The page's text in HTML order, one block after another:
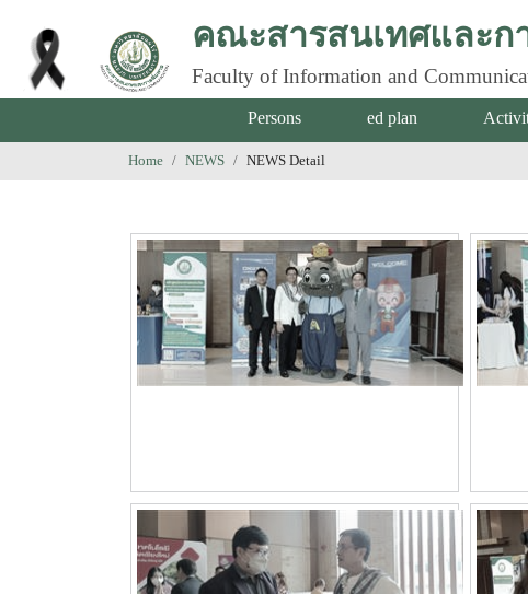
คณะสารสนเทศและก
Faculty of Information and
Persons ed plan
Home NEWS NEWS Detail